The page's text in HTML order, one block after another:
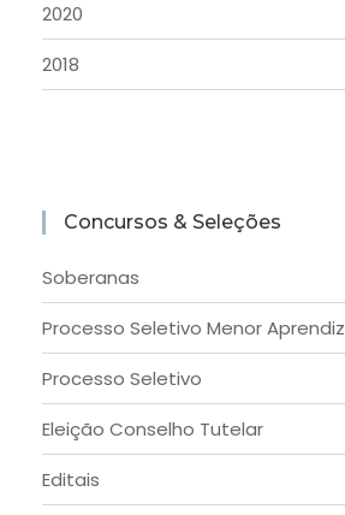
2020
2018
Concursos & Seleções
Soberanas
Processo Seletivo Menor Aprendiz
Processo Seletivo
Eleição Conselho Tutelar
Editais